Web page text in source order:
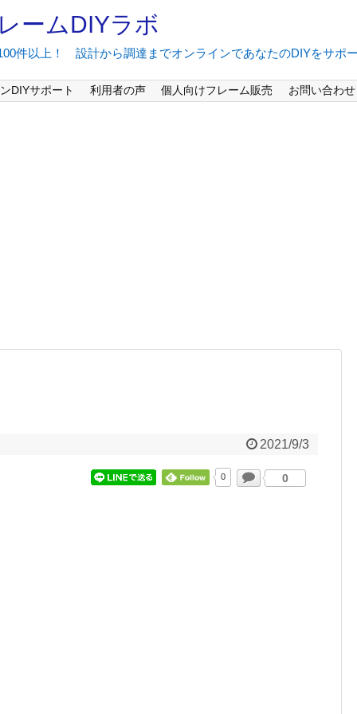
ームDIYラボ
件以上！ 設計から調達までオンラインであなたのDIYをサポ
DIYサポート 利用者の声 個人向けフレーム販売 お問い合わせ
2021/9/3
0 0